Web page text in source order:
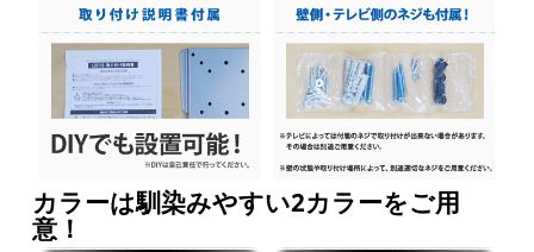
カラーは馴染みやすい2カラーをご用
意！